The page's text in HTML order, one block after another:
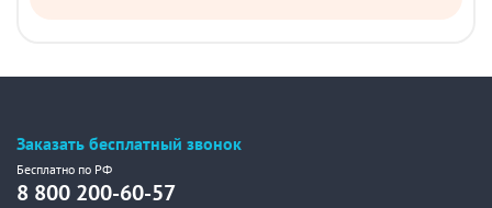
Заказать бесплатный звонок
Бесплатно по РФ
8 800 200-60-57